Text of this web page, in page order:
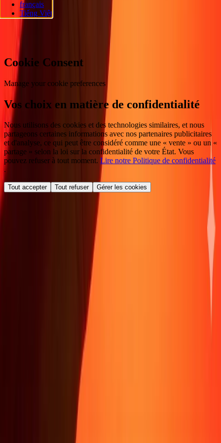
réservés.
Préférences en matière de cookies
français
Tiếng Việt
Cookie Consent
Manage your cookie preferences
Vos choix en matière de confidentialité
Nous utilisons des cookies et des technologies similaires, et nous
partageons certaines informations avec nos partenaires publicitaires
et d'analyse, ce qui peut être considéré comme une « vente » ou un «
partage » selon la loi sur la confidentialité de votre État. Vous
pouvez refuser à tout moment. Lire notre Politique de confidentialité
.
Tout accepter Tout refuser Gérer les cookies